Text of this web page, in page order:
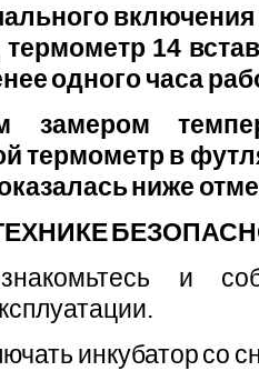
включения
14
одного часа
замером
термометр в
ниже
и
инкубатор со